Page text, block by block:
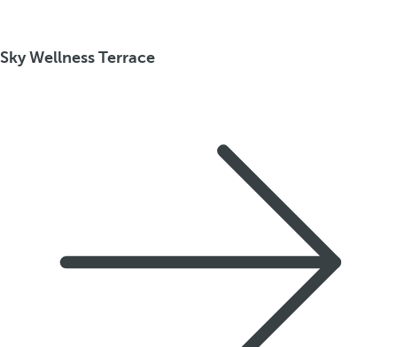
Sky Wellness Terrace